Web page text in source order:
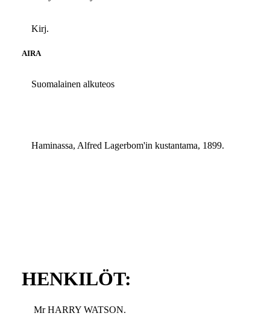
Kirj.
AIRA
Suomalainen alkuteos
Haminassa, Alfred Lagerbom'in kustantama, 1899.
HENKILÖT:
Mr HARRY WATSON.